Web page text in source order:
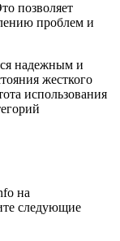
позволяет
проблем и
надежным и
жесткого
использования
на
следующие